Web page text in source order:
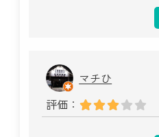
マチひ
評価：